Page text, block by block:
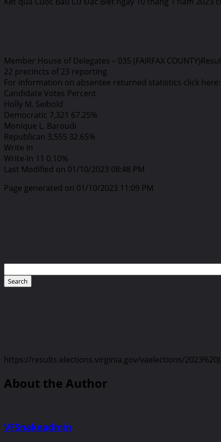
Member House of Delegates – 035 (FAIRFAX
22 precincts of 23 reporting
For information on absentee returned statistics click
Candidate Votes Percent
Holly M. Seibold
Democratic 7,321 67.25%
Monique L. Baroudi
Republican 3,555 32.65%
Write In
Write-In 11 0.10%
Last Modified on 01/10/2023 08:48 PM
Page generated on 01/10/2023 11:09 PM
https://results.elections.virginia.gov/vaelections/
About the Author
VFSnakeadmin